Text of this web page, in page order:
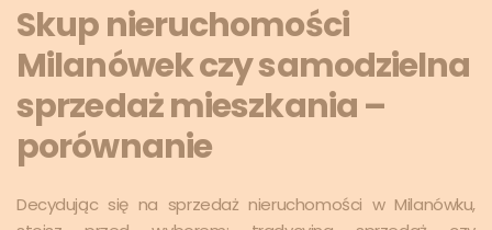
Skup nieruchomości
Milanówek czy samodzielna
sprzedaż mieszkania –
porównanie
Decydując się na sprzedaż nieruchomości w Milanówku,